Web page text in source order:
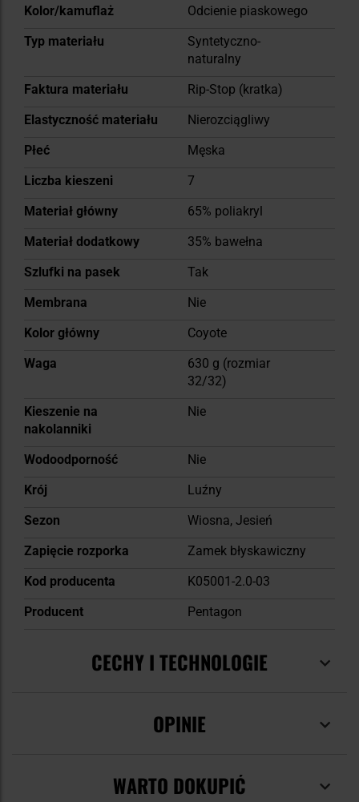
Kolor/kamuflaż
Odcienie piaskowego
Typ materiału
Syntetyczno-
naturalny
Faktura materiału
Rip-Stop (kratka)
Elastyczność materiału
Nierozciągliwy
Płeć
Męska
Liczba kieszeni
7
Materiał główny
65% poliakryl
Materiał dodatkowy
35% bawełna
Szlufki na pasek
Tak
Membrana
Nie
Kolor główny
Coyote
Waga
630 g (rozmiar
32/32)
Kieszenie na
nakolanniki
Nie
Wodoodporność
Nie
Krój
Luźny
Sezon
Wiosna, Jesień
Zapięcie rozporka
Zamek błyskawiczny
Kod producenta
K05001-2.0-03
Producent
Pentagon
CECHY I TECHNOLOGIE
OPINIE
WARTO DOKUPIĆ